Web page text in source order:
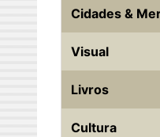
Cidades &
Visual
Livros
Cultura